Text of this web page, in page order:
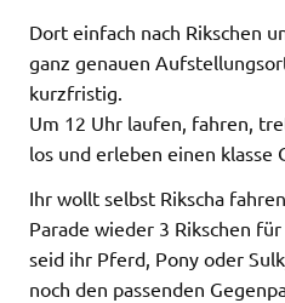
Dort einfach nach Rikschen
ganz genauen
kurzfristig.
Um 12 Uhr laufen, fahren,
los und erleben einen klasse
Ihr wollt selbst Rikscha
Parade wieder 3 Rikschen
seid ihr Pferd, Pony oder
noch den passenden